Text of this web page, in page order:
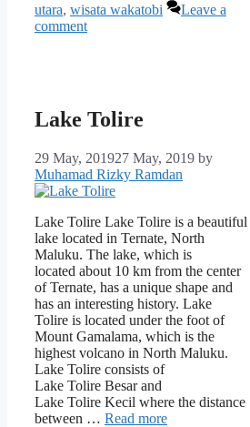
utara, wisata wakatobi
Leave a
comment
Lake Tolire
29 May, 201927 May, 2019 by
Muhamad Rizky Ramdan
Lake Tolire Lake Tolire is a beautiful
lake located in Ternate, North
Maluku. The lake, which is
located about 10 km from the center
of Ternate, has a unique shape and
has an interesting history. Lake
Tolire is located under the foot of
Mount Gamalama, which is the
highest volcano in North Maluku.
Lake Tolire consists of
Lake Tolire Besar and
Lake Tolire Kecil where the distance
between … Read more